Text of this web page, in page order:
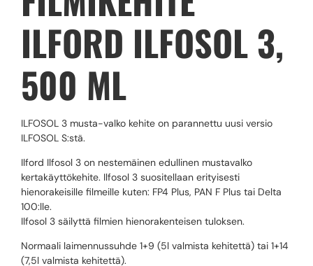
ILFORD ILFOSOL 3,
500 ML
ILFOSOL 3 musta-valko kehite on parannettu uusi versio
ILFOSOL S:stä.
Ilford Ilfosol 3 on nestemäinen edullinen mustavalko
kertakäyttökehite. Ilfosol 3 suositellaan erityisesti
hienorakeisille filmeille kuten: FP4 Plus, PAN F Plus tai Delta
100:lle.
Ilfosol 3 säilyttä filmien hienorakenteisen tuloksen.
Normaali laimennussuhde 1+9 (5l valmista kehitettä) tai 1+14
(7,5l valmista kehitettä).